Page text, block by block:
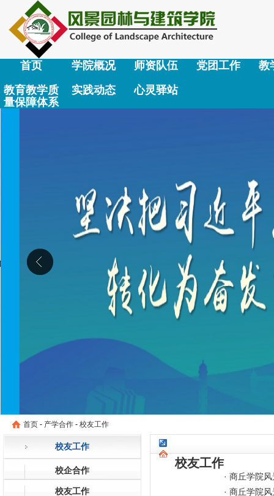
首页 学院概况 师资队伍 党团工作
教
教育教学质
量保障体系
实践动态 心灵驿站
首页 - 产学合作 - 校友工作
校友工作
校企合作
校友工作
校友工作
· 商丘学院
· 商丘学院